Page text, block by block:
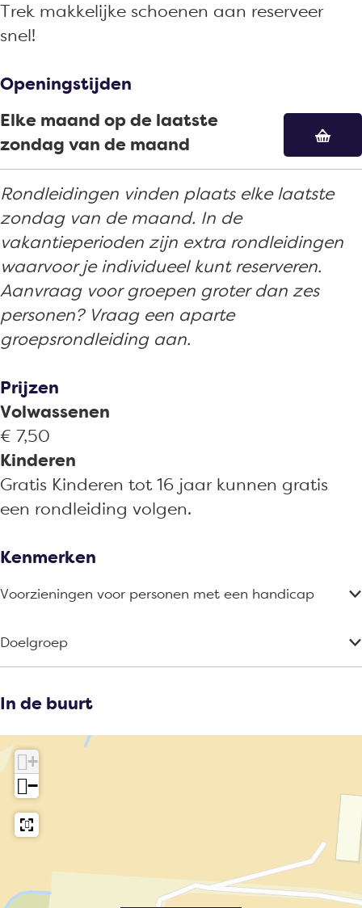
Trek makkelijke schoenen aan reserveer
snel!
Openingstijden
Elke maand op de laatste
zondag van de maand
Rondleidingen vinden plaats elke laatste
zondag van de maand. In de
vakantieperioden zijn extra rondleidingen
waarvoor je individueel kunt reserveren.
Aanvraag voor groepen groter dan zes
personen? Vraag een aparte
groepsrondleiding aan.
Prijzen
Volwassenen
€ 7,50
Kinderen
Gratis Kinderen tot 16 jaar kunnen gratis
een rondleiding volgen.
Kenmerken
Voorzieningen voor personen met een handicap
Doelgroep
In de buurt
+
−